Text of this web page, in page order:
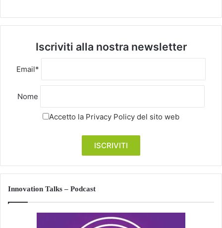
Iscriviti alla nostra newsletter
Email*
Nome
Accetto la Privacy Policy del sito web
Innovation Talks – Podcast